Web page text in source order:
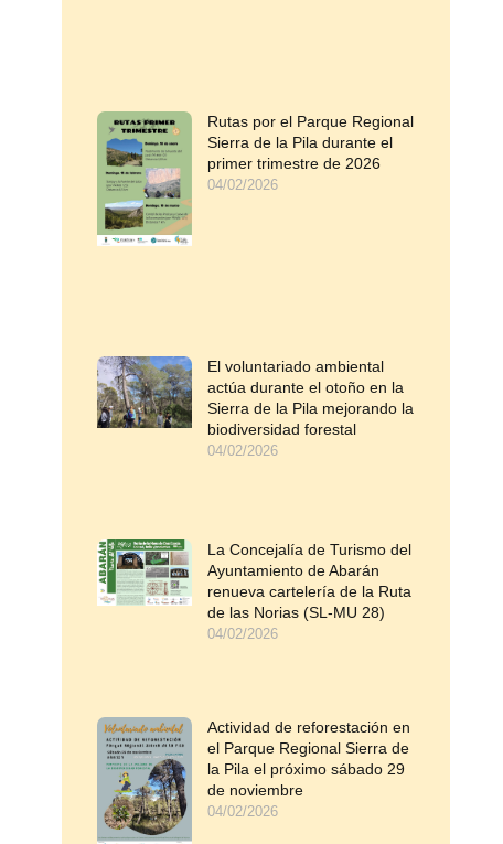
Rutas por el Parque Regional
Sierra de la Pila durante el
primer trimestre de 2026
04/02/2026
El voluntariado ambiental
actúa durante el otoño en la
Sierra de la Pila mejorando la
biodiversidad forestal
04/02/2026
La Concejalía de Turismo del
Ayuntamiento de Abarán
renueva cartelería de la Ruta
de las Norias (SL-MU 28)
04/02/2026
Actividad de reforestación en
el Parque Regional Sierra de
la Pila el próximo sábado 29
de noviembre
04/02/2026